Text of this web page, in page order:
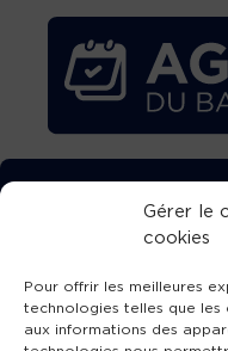
Gérer le
cookies
Pour offrir les meilleures
technologies telles que
aux informations des